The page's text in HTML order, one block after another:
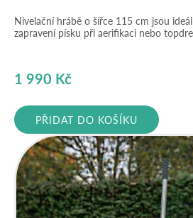
Nivelační hrábě o šířce 115 cm jsou
zapravení písku při aerifikaci nebo
1 990 Kč
PŘIDAT DO KOŠÍKU